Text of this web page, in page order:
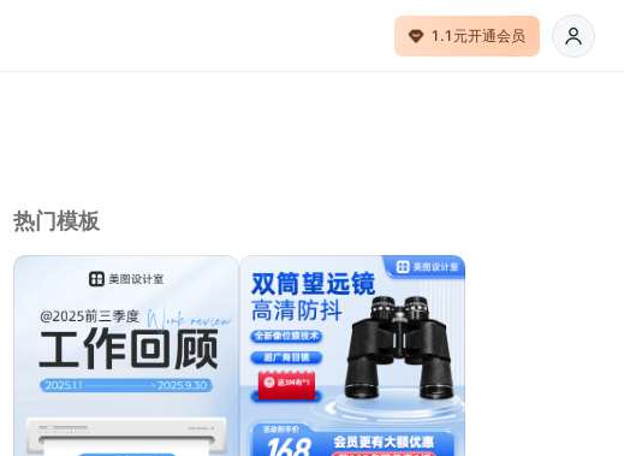
1.1元开通会员
热门模板